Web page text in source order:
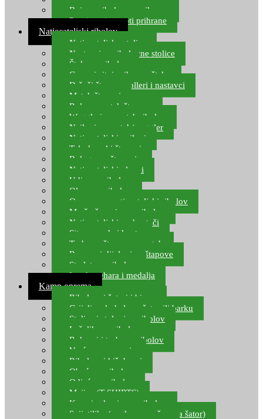
Boje za ribolovnu prihranu
Provjereni recepti prihrane
Natjecateljski ribolov
Natjecateljske stolice
Nastavci za ribolovne stolice
Šteke za ribolov
Gume i sitni pribor za šteku
Držači štapova rolleri i nastavci
Match štapovi
Role za match štapove
Waggleri za match ribolov
Najloni za match/waggler
Natjecateljski najloni
Teleskopski štapovi
Bolognese štapovi
Natjecateljski plovci
Udice za ribolov
Olovo za ribolov
Oprema za natjecateljski ribolov
Mreže čuvarice za ribolov
Natjecateljski podmetači
Sito, posude i kante
Torbe za štapove – match
Rezervni dijelovi za štapove
Starlete za ribolov
Izrada pehara i medalja
Kamp oprema
Ribolovni šatori i bivvy
Grijalice, kuhala za šator ili barku
Stolice i stolovi za ribolov
Ležaljke za ribolov
Ruksaci i torbe za ribolov
Vreće za spavanje
Ribolovni kišobrani
Obuća za ribolov
Odjeća za ribolov
Majice (T-SHIRTS)
Kape i rukavice za ribolov
Svijetiljke (naglavne, ručne, za šator)